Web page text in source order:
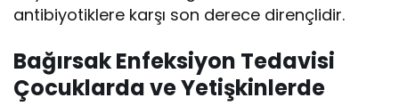
antibiyotiklere karşı son derece dirençlidir.
Bağırsak Enfeksiyon Tedavisi
Çocuklarda ve Yetişkinlerde